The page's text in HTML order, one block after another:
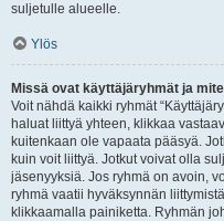
suljetulle alueelle.
Ylös
Missä ovat käyttäjäryhmät ja
Voit nähdä kaikki ryhmät
haluat liittyä yhteen, klikkaa
kuitenkaan ole vapaata pääsyä.
kuin voit liittyä. Jotkut voivat olla
jäsenyyksiä. Jos ryhmä on avoin,
ryhmä vaatii hyväksynnän
klikkaamalla painiketta. Ryhmän